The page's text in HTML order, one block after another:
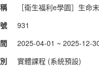
［衛生福利e學園］生命
931
2025-04-01 ~ 2025-12-
實體課程 (系統預設)